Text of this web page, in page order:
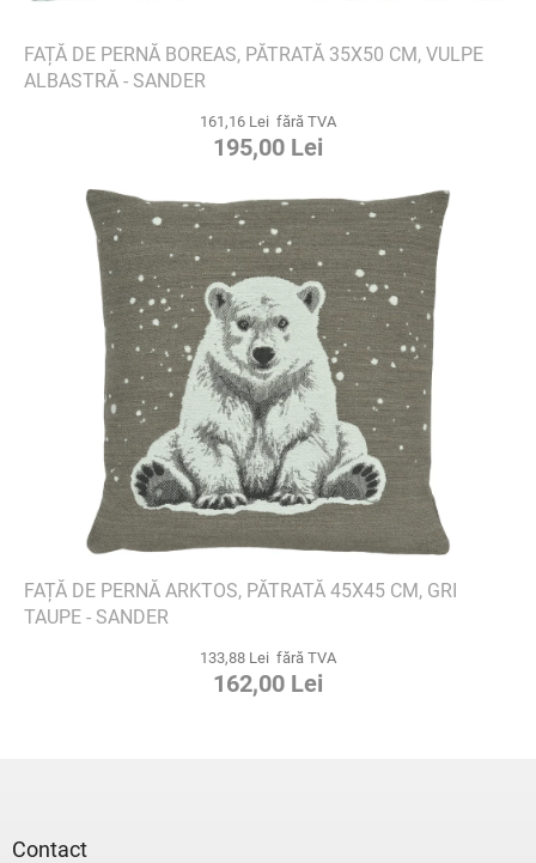
FAȚĂ DE PERNĂ BOREAS, PĂTRATĂ 35X50 CM, VULPE
ALBASTRĂ - SANDER
161,16 Lei fără TVA
195,00 Lei
FAȚĂ DE PERNĂ ARKTOS, PĂTRATĂ 45X45 CM, GRI
TAUPE - SANDER
133,88 Lei fără TVA
162,00 Lei
Contact